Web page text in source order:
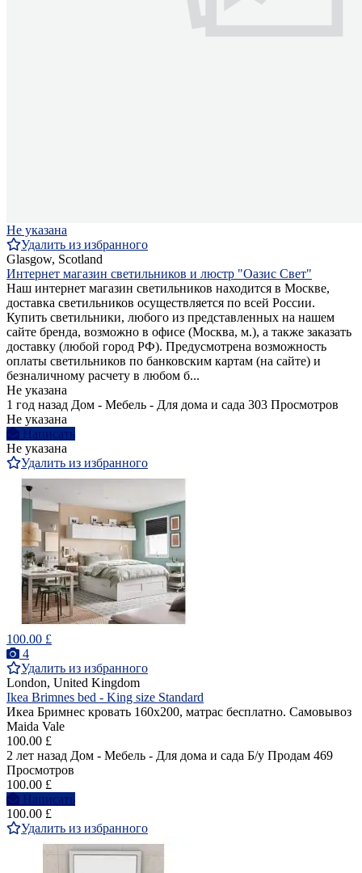
Не указана
Удалить из избранного
Glasgow, Scotland
Интернет магазин светильников и люстр "Оазис Свет"
Наш интернет магазин светильников находится в Москве,
доставка светильников осуществляется по всей России.
Купить светильники, любого из представленных на нашем
сайте бренда, возможно в офисе (Москва, м.), а также заказать
доставку (любой город РФ). Предусмотрена возможность
оплаты светильников по банковским картам (на сайте) и
безналичному расчету в любом б...
Не указана
1 год назад Дом - Мебель - Для дома и сада 303 Просмотров
Не указана
Написать
Не указана
Удалить из избранного
100.00 £
4
Удалить из избранного
London, United Kingdom
Ikea Brimnes bed - King size Standard
Икеа Бримнес кровать 160х200, матрас бесплатно. Самовывоз
Maida Vale
100.00 £
2 лет назад Дом - Мебель - Для дома и сада Б/у Продам 469
Просмотров
100.00 £
Написать
100.00 £
Удалить из избранного